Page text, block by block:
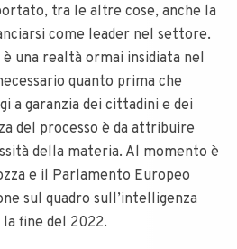
tra le altre cose, anche la
come leader nel settore.
una realtà ormai insidiata nel
quanto prima che
a garanzia dei cittadini e dei
del processo è da attribuire
della materia. Al momento è
e il Parlamento Europeo
sul quadro sull’intelligenza
fine del 2022.